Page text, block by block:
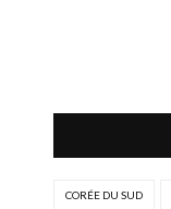
CORÉE DU SUD